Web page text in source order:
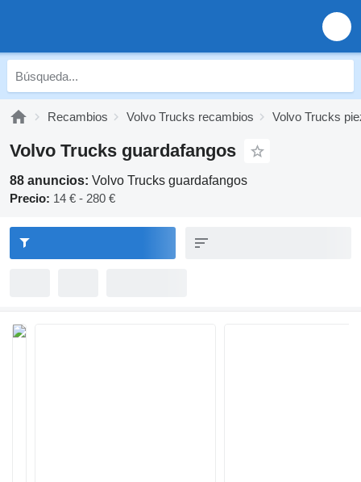
Recambios Volvo Trucks recambios Volvo Trucks
Volvo Trucks guardafangos
88 anuncios: Volvo Trucks guardafangos
Precio: 14 € - 280 €